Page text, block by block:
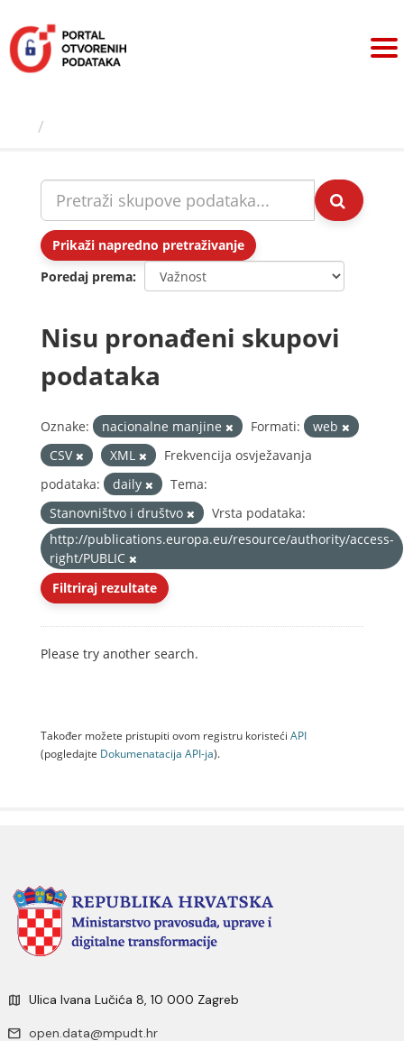
sadržaj
Prikaži napredno pretraživanje
Poredaj prema
Nisu pronađeni skupovi
podataka
Oznake: nacionalne manjine Formati:
web
CSV
XML
Frekvencija osvježavanja
podataka:
daily
Tema:
Stanovništvo i društvo
Vrsta podataka:
http://publications.europa.eu/resource/authority/access-
right/PUBLIC
Filtriraj rezultate
Please try another search.
Također možete pristupiti ovom registru koristeći API
(pogledajte Dokumenаtаcijа API-jа).